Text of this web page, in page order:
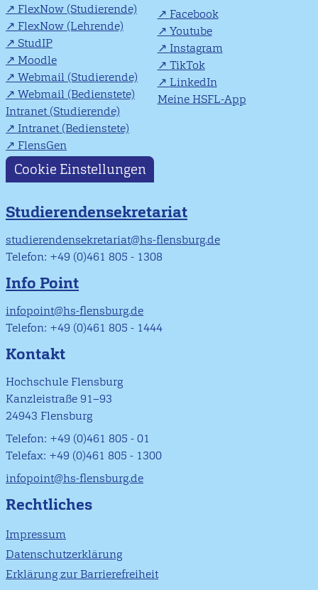
FlexNow (Studierende)
FlexNow (Lehrende)
StudIP
Moodle
Webmail (Studierende)
Webmail (Bedienstete)
Intranet (Studierende)
Intranet (Bedienstete)
FlensGen
Facebook
Youtube
Instagram
TikTok
LinkedIn
Meine HSFL-App
Cookie Einstellungen
Studierendensekretariat
studierendensekretariat@hs-flensburg.de
Telefon: +49 (0)461 805 - 1308
Info Point
infopoint@hs-flensburg.de
Telefon: +49 (0)461 805 - 1444
Kontakt
Hochschule Flensburg
Kanzleistraße 91–93
24943 Flensburg
Telefon: +49 (0)461 805 - 01
Telefax: +49 (0)461 805 - 1300
infopoint@hs-flensburg.de
Rechtliches
Impressum
Datenschutzerklärung
Erklärung zur Barrierefreiheit